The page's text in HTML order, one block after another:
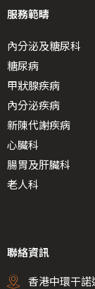
服務範疇
內分泌及糖尿科
糖尿病
甲狀腺疾病
內分泌疾病
新陳代謝疾病
心臟科
腸胃及肝臟科
老人科
聯絡資訊
香港中環干諾